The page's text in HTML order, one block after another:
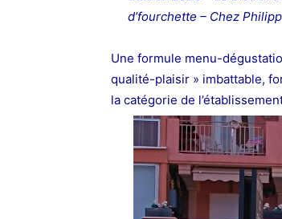
d’fourchette – Chez
Une formule menu-
qualité-plaisir » imbattable,
la catégorie de